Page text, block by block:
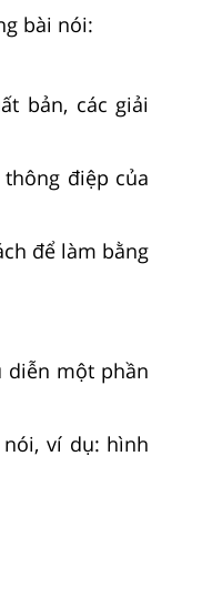
bài nói:
bản, các giải
điệp của
để làm bằng
diễn một phần
ví dụ: hình